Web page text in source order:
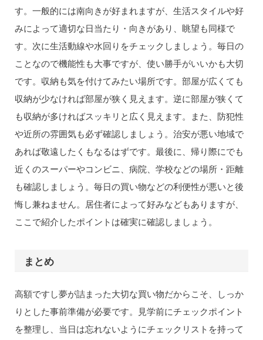
す。一般的には南向きが好まれますが、生活スタイルや好
みによって適切な日当たり・向きがあり、眺望も同様で
す。次に生活動線や水回りをチェックしましょう。毎日の
ことなので機能性も大事ですが、使い勝手がいいかも大切
です。収納も気を付けてみたい場所です。部屋が広くても
収納が少なければ部屋が狭く見えます。逆に部屋が狭くて
も収納が多ければスッキリと広く見えます。また、防犯性
や近所の雰囲気も必ず確認しましょう。治安が悪い地域で
あれば敬遠したくもなるはずです。最後に、帰り際にでも
近くのスーパーやコンビニ、病院、学校などの場所・距離
も確認しましょう。毎日の買い物などの利便性が悪いと後
悔し兼ねません。居住者によって好みなどもありますが、
ここで紹介したポイントは確実に確認しましょう。
まとめ
高額ですし夢が詰まった大切な買い物だからこそ、しっか
りとした事前準備が必要です。見学前にチェックポイント
を整理し、当日は忘れないようにチェックリストを持って